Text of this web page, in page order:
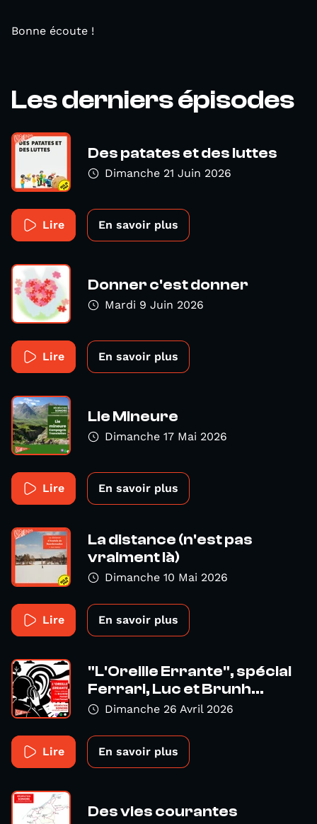
Bonne écoute !
Les derniers épisodes
Des patates et des luttes
Dimanche 21 Juin 2026
Lire En savoir plus
Donner c'est donner
Mardi 9 Juin 2026
Lire En savoir plus
Lie Mineure
Dimanche 17 Mai 2026
Lire En savoir plus
La distance (n'est pas
vraiment là)
Dimanche 10 Mai 2026
Lire En savoir plus
"L'Oreille Errante", spécial
Ferrari, Luc et Brunh...
Dimanche 26 Avril 2026
Lire En savoir plus
Des vies courantes